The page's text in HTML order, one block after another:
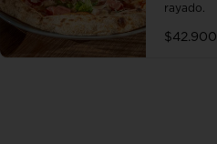
rayado.
$42.900